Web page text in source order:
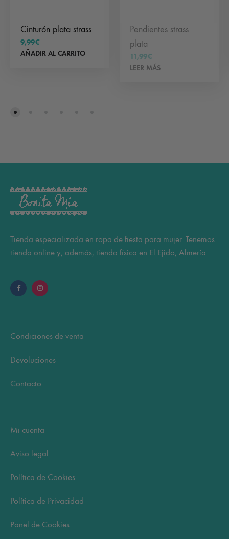
Cinturón plata strass
9,99€
AÑADIR AL CARRITO
Pendientes strass
plata
11,99€
LEER MÁS
Tienda especializada en ropa de fiesta para mujer. Tenemos
tienda online y, además, tienda física en El Ejido, Almería.
Condiciones de venta
Devoluciones
Contacto
Mi cuenta
Aviso legal
Política de Cookies
Política de Privacidad
Panel de Cookies